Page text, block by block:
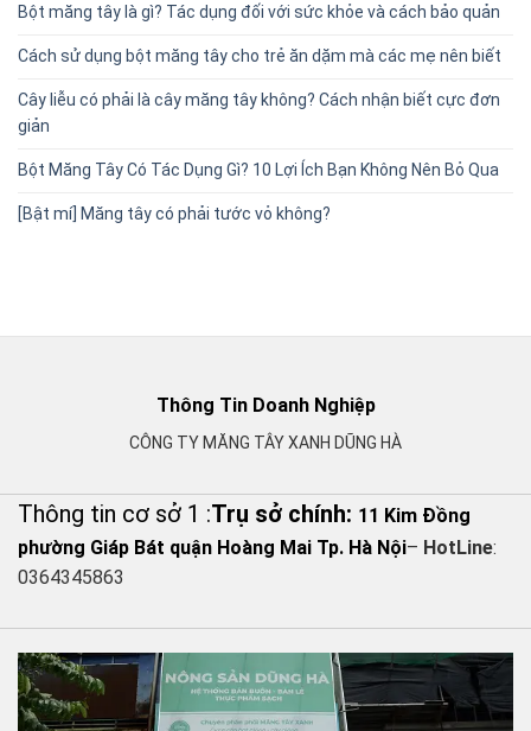
Bột măng tây là gì? Tác dụng đối với sức khỏe và cách bảo quản
Cách sử dụng bột măng tây cho trẻ ăn dặm mà các mẹ nên biết
Cây liễu có phải là cây măng tây không? Cách nhận biết cực đơn
giản
Bột Măng Tây Có Tác Dụng Gì? 10 Lợi Ích Bạn Không Nên Bỏ Qua
[Bật mí] Măng tây có phải tước vỏ không?
Thông Tin Doanh Nghiệp
CÔNG TY MĂNG TÂY XANH DŨNG HÀ
Thông tin cơ sở 1 :Trụ sở chính: 11 Kim Đồng
phường Giáp Bát quận Hoàng Mai Tp. Hà Nội– HotLine:
0364345863